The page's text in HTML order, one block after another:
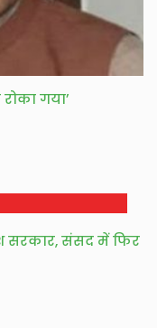
गया’
सरकार, संसद में फिर